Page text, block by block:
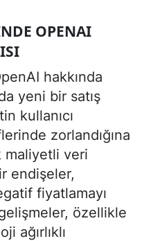
OPENAI
hakkında
yeni bir satış
kullanıcı
zorlandığına
maliyetli veri
endişeler,
fiyatlamayı
özellikle
ağırlıklı